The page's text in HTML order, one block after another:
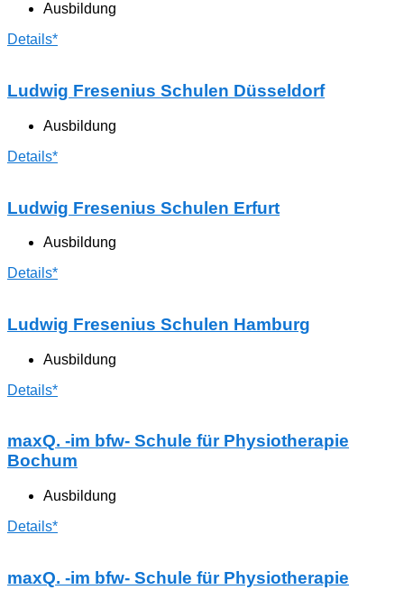
Ausbildung
Details*
Ludwig Fresenius Schulen Düsseldorf
Ausbildung
Details*
Ludwig Fresenius Schulen Erfurt
Ausbildung
Details*
Ludwig Fresenius Schulen Hamburg
Ausbildung
Details*
maxQ. -im bfw- Schule für Physiotherapie
Bochum
Ausbildung
Details*
maxQ. -im bfw- Schule für Physiotherapie